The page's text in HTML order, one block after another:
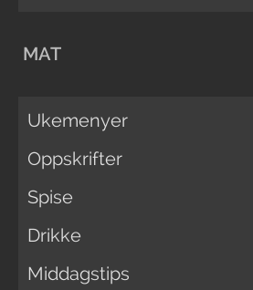
MAT
Ukemenyer
Oppskrifter
Spise
Drikke
Middagstips